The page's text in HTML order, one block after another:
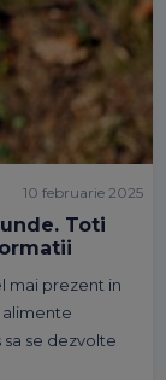
Toti
mai prezent in
alimente
se dezvolte
10 februarie 2025